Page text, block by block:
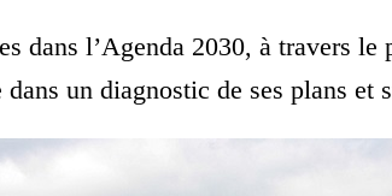
dans l’Agenda 2030, à travers
un diagnostic de ses plans